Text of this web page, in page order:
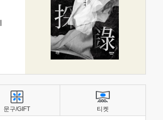
문구/GIFT 티켓